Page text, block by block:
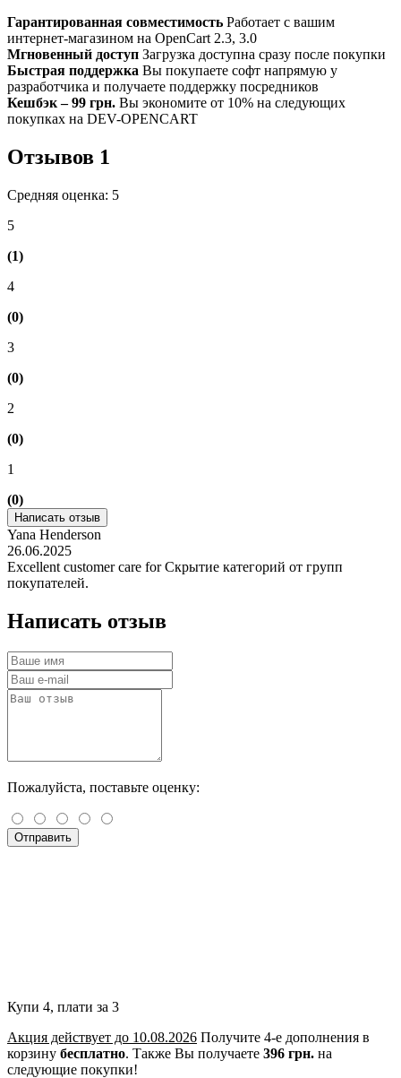
Гарантированная совместимость Работает с вашим
интернет-магазином на OpenCart 2.3, 3.0
Мгновенный доступ Загрузка доступна сразу после покупки
Быстрая поддержка Вы покупаете софт напрямую у
разработчика и получаете поддержку посредников
Кешбэк – 99 грн. Вы экономите от 10% на следующих
покупках на DEV-OPENCART
Отзывов 1
Средняя оценка: 5
5
(1)
4
(0)
3
(0)
2
(0)
1
(0)
Написать отзыв
Yana Henderson
26.06.2025
Excellent customer care for Скрытие категорий от групп
покупателей.
Написать отзыв
Пожалуйста, поставьте оценку:
Отправить
Купи 4, плати за 3
Акция действует до 10.08.2026 Получите 4-е дополнения в
корзину бесплатно. Также Вы получаете 396 грн. на
следующие покупки!